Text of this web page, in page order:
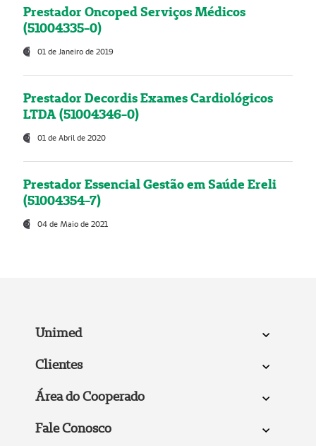
Prestador Oncoped Serviços Médicos
(51004335-0)
01 de Janeiro de 2019
Prestador Decordis Exames Cardiológicos
LTDA (51004346-0)
01 de Abril de 2020
Prestador Essencial Gestão em Saúde Ereli
(51004354-7)
04 de Maio de 2021
Unimed
Clientes
Área do Cooperado
Fale Conosco